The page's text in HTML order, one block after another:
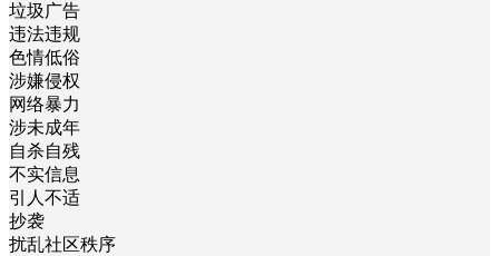
垃圾广告
违法违规
色情低俗
涉嫌侵权
网络暴力
涉未成年
自杀自残
不实信息
引人不适
抄袭
扰乱社区秩序